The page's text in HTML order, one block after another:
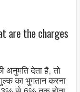
are the charges
देता है, तो
का भुगतान करना